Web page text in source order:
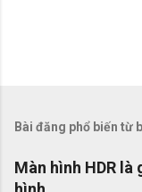
Bài đăng phổ biến từ
Màn hình HDR